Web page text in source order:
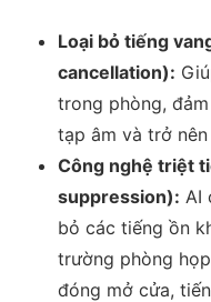
Loại bỏ tiếng
cancellation):
trong phòng,
tạp âm và trở
Công nghệ triệt
suppression): AI
bỏ các tiếng ồn
trường phòng
đóng mở cửa,